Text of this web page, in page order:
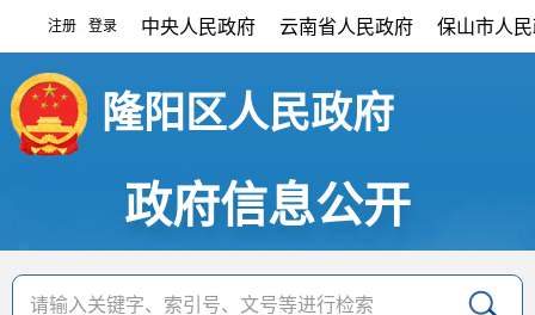
注册 登录 中央人民政府 云南省人民政府 保山市人
隆阳区人民政府
政府信息公开